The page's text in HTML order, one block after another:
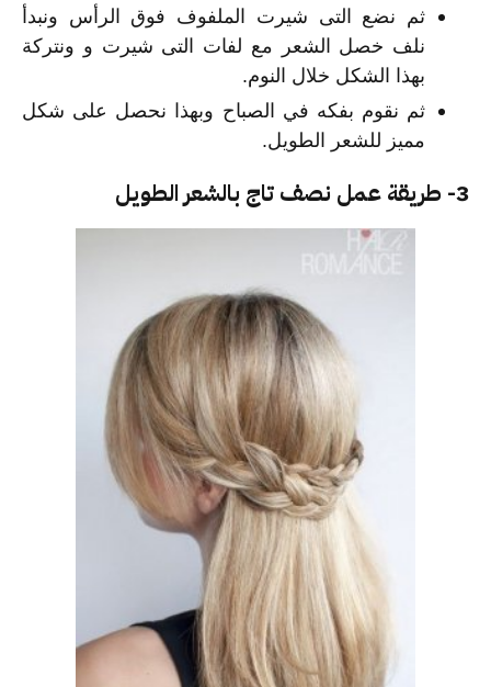
ثم نضع التى شيرت الملفوف فوق الرأس ونبدأ
نلف خصل الشعر مع لفات التى شيرت و ونتركة
بهذا الشكل خلال النوم.
ثم نقوم بفكه في الصباح وبهذا نحصل على شكل
مميز للشعر الطويل.
3- طريقة عمل نصف تاج بالشعر الطويل